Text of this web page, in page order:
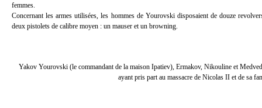
femmes.
Concernant les armes utilisées, les hommes de Yourovski disposaient dedouze
deux pistolets de calibre moyen : un mauser et un browning.
Yakov Yourovski (le commandant de la maison Ipatiev), Ermakov, Nikouline et
ayant pris part au massacre de Nicolas II et de sa